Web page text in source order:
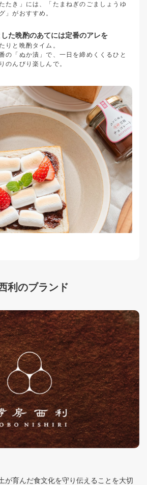
たき」には、「たまねぎのごましょうゆ
」がおすすめ。
た晩酌のあてには定番のアレを
りと晩酌タイム。
の「ぬか漬」で、一日を締めくくるひと
のんびり楽しんで。
利のブランド
が育んだ食文化を守り伝えることを大切